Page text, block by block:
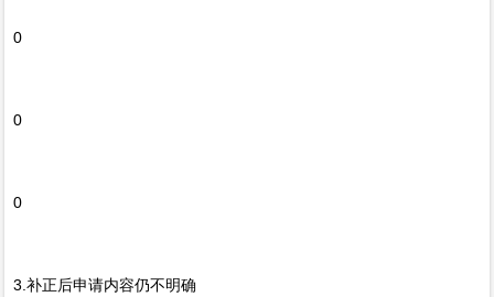
0
0
0
3.补正后申请内容仍不明确